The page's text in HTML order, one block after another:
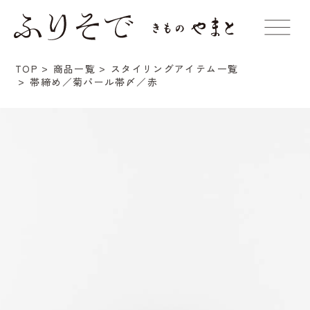
TOP 商品一覧
スタイリングアイテム一覧
帯締め／菊パール帯〆／赤